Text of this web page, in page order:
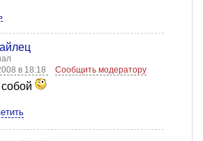
в 18:18
Сообщить модератору